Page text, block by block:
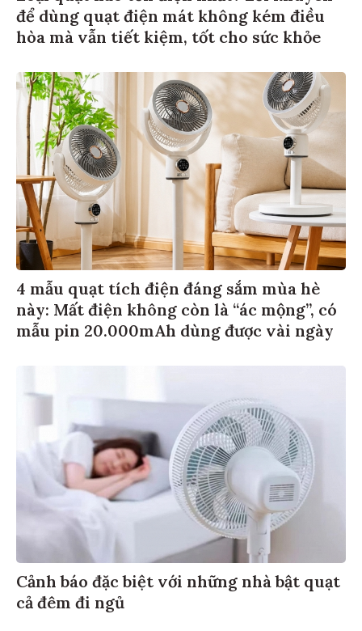
để dùng quạt điện mát không kém điều
hòa mà vẫn tiết kiệm, tốt cho sức khỏe
4 mẫu quạt tích điện đáng sắm mùa hè
này: Mất điện không còn là “ác mộng”, có
mẫu pin 20.000mAh dùng được vài ngày
Cảnh báo đặc biệt với những nhà bật quạt
cả đêm đi ngủ